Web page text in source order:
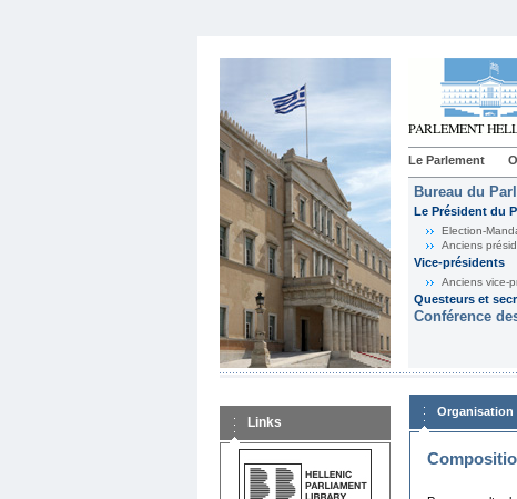
Le Parlement
Bureau du
Le Président du
Election-
Anciens
Vice-présidents
Anciens vice-
Questeurs et
Conférence
Links